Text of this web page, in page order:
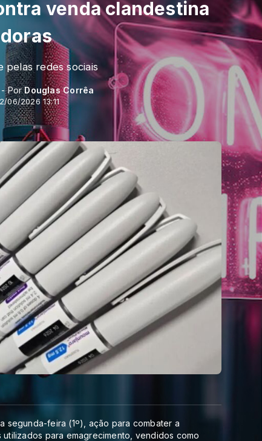
venda clandestina
pelas redes sociais
- PorDouglas Corrêa
06/2026 13:11
segunda-feira (1º), ação para combater a
para emagrecimento, vendidos como